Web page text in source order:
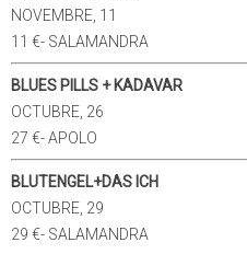
NOVEMBRE, 11
11 €- SALAMANDRA
BLUES PILLS + KADAVAR
OCTUBRE, 26
27 €- APOLO
BLUTENGEL+DAS ICH
OCTUBRE, 29
29 €- SALAMANDRA